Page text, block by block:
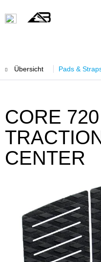
Übersicht Pads &
CORE
CENTER